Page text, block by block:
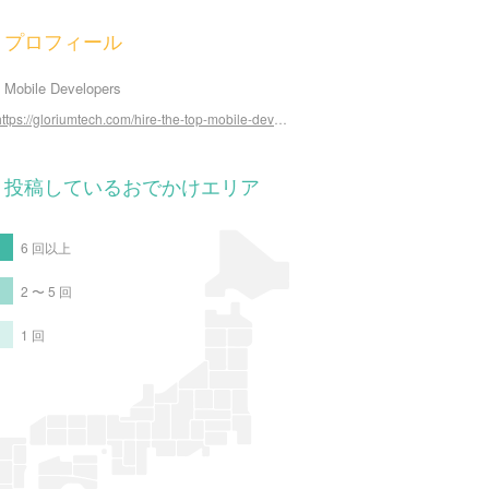
プロフィール
Mobile Developers
投稿しているおでかけエリア
6 回以上
2 〜 5 回
1 回